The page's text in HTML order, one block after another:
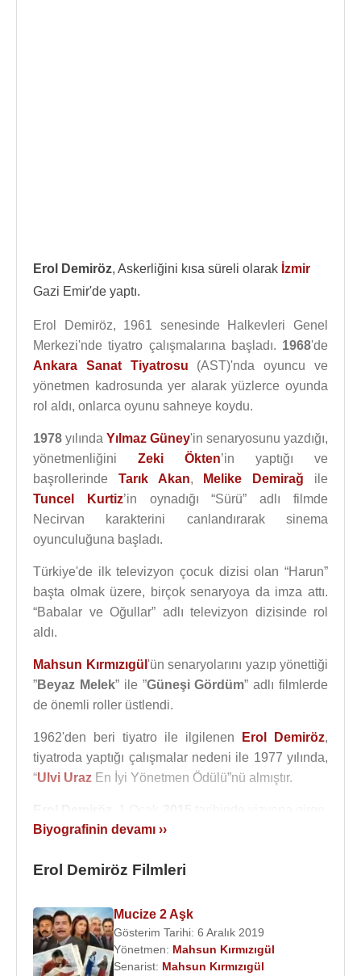
Erol Demiröz, Askerliğini kısa süreli olarak İzmir
Gazi Emir'de yaptı.
Erol Demiröz, 1961 senesinde Halkevleri Genel
Merkezi'nde tiyatro çalışmalarına başladı. 1968'de
Ankara Sanat Tiyatrosu (AST)'nda oyuncu ve
yönetmen kadrosunda yer alarak yüzlerce oyunda
rol aldı, onlarca oyunu sahneye koydu.
1978 yılında Yılmaz Güney'in senaryosunu yazdığı,
yönetmenliğini Zeki Ökten’in yaptığı ve
başrollerinde Tarık Akan, Melike Demirağ ile
Tuncel Kurtiz’in oynadığı “Sürü” adlı filmde
Necirvan karakterini canlandırarak sinema
oyunculuğuna başladı.
Türkiye'de ilk televizyon çocuk dizisi olan “Harun”
başta olmak üzere, birçok senaryoya da imza attı.
“Babalar ve Oğullar” adlı televizyon dizisinde rol
aldı.
Mahsun Kırmızıgül 'ün senaryolarını yazıp yönettiği
”Beyaz Melek” ile ”Güneşi Gördüm” adlı filmlerde
de önemli roller üstlendi.
1962'den beri tiyatro ile ilgilenen Erol Demiröz,
tiyatroda yaptığı çalışmalar nedeni ile 1977 yılında,
“Ulvi Uraz En İyi Yönetmen Ödülü”nü almıştır.
senaryosunu yazan ve yönetmenliğini
Talat Bulutbaşrolde olarak bir öğretmeni
Erdem Yener,Büşra Pekin
2017yılındaMahsun Kırmızıgül‘ün yazıp yönettiği
"Vezir Parmağı" adlı sinema filminde,
Biyografinin devamı ››
Erol Demiröz Filmleri
Mucize 2 Aşk
Gösterim Tarihi: 6 Aralık 2019
Yönetmen: Mahsun Kırmızıgül
Senarist: Mahsun Kırmızıgül